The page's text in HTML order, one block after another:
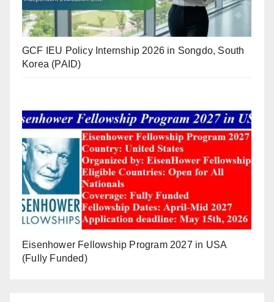
GCF IEU Policy Internship 2026 in Songdo, South
Korea (PAID)
Eisenhower Fellowship Program 2027 in USA
(Fully Funded)